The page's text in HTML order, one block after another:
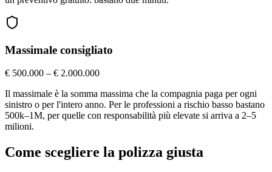
Massimale consigliato
€ 500.000 – € 2.000.000
Il massimale è la somma massima che la compagnia paga per ogni
sinistro o per l'intero anno. Per le professioni a rischio basso bastano
500k–1M, per quelle con responsabilità più elevate si arriva a 2–5
milioni.
Come scegliere la polizza giusta